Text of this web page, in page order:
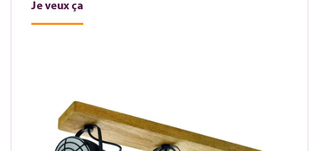
Je veux ça